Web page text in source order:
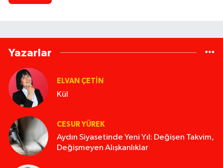
Yazarlar
ELVAN ÇETIN
Kül
CESUR YÜREK
Aydın Siyasetinde Yeni Yıl: Değişen Takvim,
Değişmeyen Alışkanlıklar